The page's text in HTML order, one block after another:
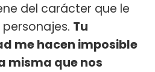
del carácter que le
Tu
me hacen imposible
misma que nos